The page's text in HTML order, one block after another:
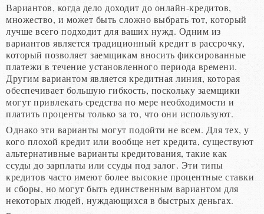
Вариантов, когда дело доходит до онлайн-кредитов,
множество, и может быть сложно выбрать тот, который
лучше всего подходит для ваших нужд. Одним из
вариантов является традиционный кредит в рассрочку,
который позволяет заемщикам вносить фиксированные
платежи в течение установленного периода времени.
Другим вариантом является кредитная линия, которая
обеспечивает большую гибкость, поскольку заемщики
могут привлекать средства по мере необходимости и
платить проценты только за то, что они используют.
Однако эти варианты могут подойти не всем. Для тех, у
кого плохой кредит или вообще нет кредита, существуют
альтернативные варианты кредитования, такие как
ссуды до зарплаты или ссуды под залог. Эти типы
кредитов часто имеют более высокие процентные ставки
и сборы, но могут быть единственным вариантом для
некоторых людей, нуждающихся в быстрых деньгах.